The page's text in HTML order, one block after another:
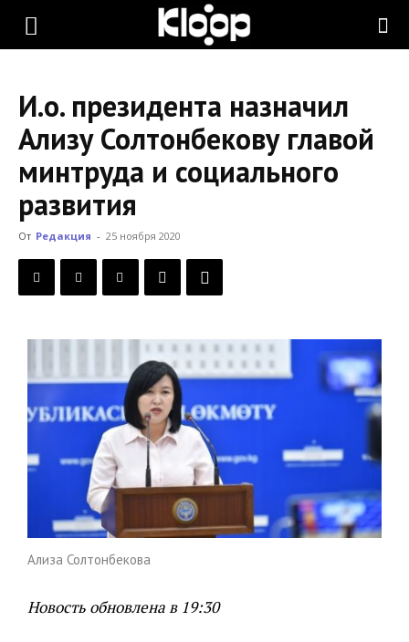
KLOOP.KG
Новости
Кыргызстана
И.о. президента назначил
Ализу Солтонбекову главой
минтруда и социального
развития
От Редакция - 25 ноября 2020
Ализа Солтонбекова
Новость обновлена в 19:30